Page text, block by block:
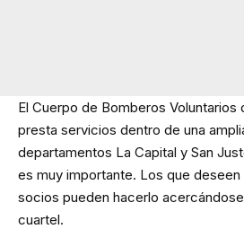
El Cuerpo de Bomberos Voluntarios
presta servicios dentro de una
departamentos La Capital y San
es muy importante. Los que
socios pueden hacerlo
cuartel.